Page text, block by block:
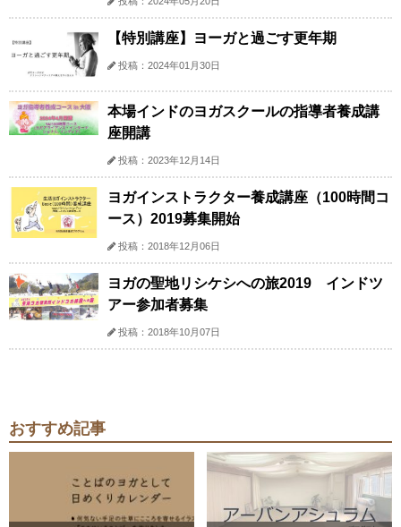
【特別講座】ヨーガと過ごす更年期
投稿：2024年01月30日
本場インドのヨガスクールの指導者養成講
座開講
投稿：2023年12月14日
ヨガインストラクター養成講座（100時間コ
ース）2019募集開始
投稿：2018年12月06日
ヨガの聖地リシケシへの旅2019 インドツ
アー参加者募集
投稿：2018年10月07日
おすすめ記事